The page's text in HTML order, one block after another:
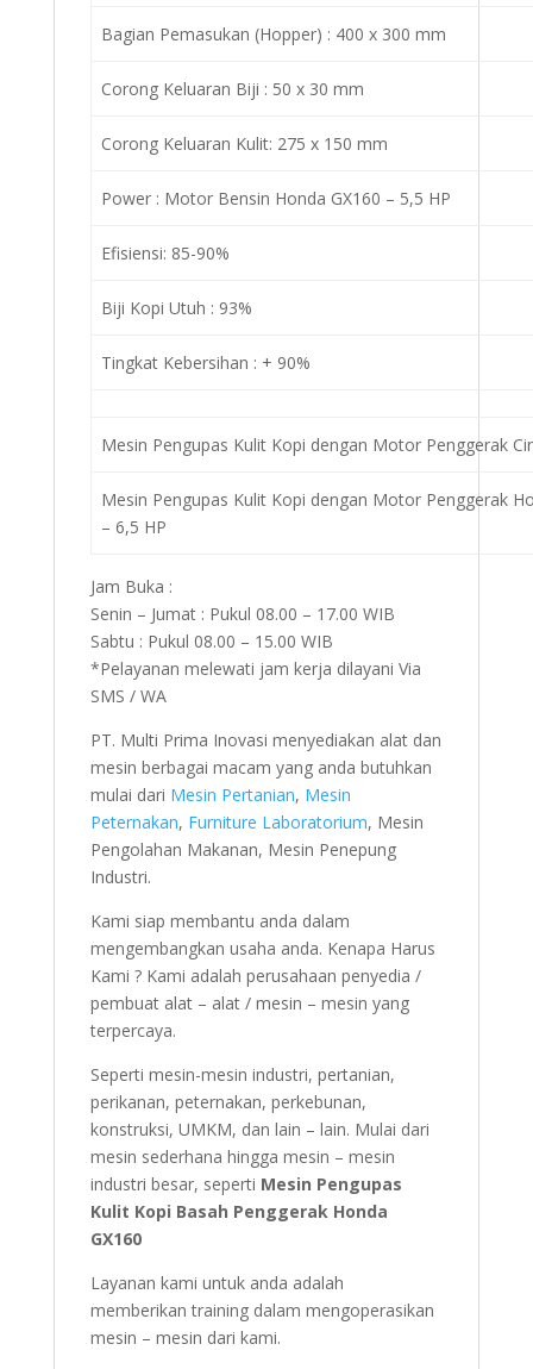
Bagian Pemasukan (Hopper) : 400 x 300 mm
Corong Keluaran Biji : 50 x 30 mm
Corong Keluaran Kulit: 275 x 150 mm
Power : Motor Bensin Honda GX160 – 5,5 HP
Efisiensi: 85-90%
Biji Kopi Utuh : 93%
Tingkat Kebersihan : + 90%
Mesin Pengupas Kulit Kopi dengan Motor Penggerak
Mesin Pengupas Kulit Kopi dengan Motor Penggerak
– 6,5 HP
Jam Buka :
Senin – Jumat : Pukul 08.00 – 17.00 WIB
Sabtu : Pukul 08.00 – 15.00 WIB
*Pelayanan melewati jam kerja dilayani Via
SMS / WA
PT. Multi Prima Inovasi menyediakan alat dan
mesin berbagai macam yang anda butuhkan
mulai dari Mesin Pertanian, Mesin
Peternakan, Furniture Laboratorium, Mesin
Pengolahan Makanan, Mesin Penepung
Industri.
Kami siap membantu anda dalam
mengembangkan usaha anda. Kenapa Harus
Kami ? Kami adalah perusahaan penyedia /
pembuat alat – alat / mesin – mesin yang
terpercaya.
Seperti mesin-mesin industri, pertanian,
perikanan, peternakan, perkebunan,
konstruksi, UMKM, dan lain – lain. Mulai dari
mesin sederhana hingga mesin – mesin
industri besar, seperti Mesin Pengupas
Kulit Kopi Basah Penggerak Honda
GX160
Layanan kami untuk anda adalah
memberikan training dalam mengoperasikan
mesin – mesin dari kami.